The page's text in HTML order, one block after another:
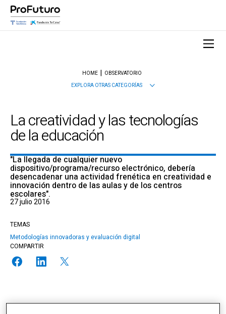
HOME
OBSERVATORIO
EXPLORA OTRAS CATEGORÍAS
La creatividad y las tecnologías
de la educación
"La llegada de cualquier nuevo
dispositivo/programa/recurso electrónico, debería
desencadenar una actividad frenética en creatividad e
innovación dentro de las aulas y de los centros
escolares".
27 julio 2016
TEMAS
Metodologías innovadoras y evaluación digital
COMPARTIR